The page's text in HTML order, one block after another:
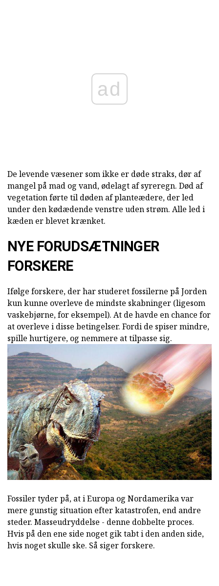
ad
De levende væsener som ikke er døde straks, dør af
mangel på mad og vand, ødelagt af syreregn. Død af
vegetation førte til døden af planteædere, der led
under den kødædende venstre uden strøm. Alle led i
kæden er blevet krænket.
NYE FORUDSÆTNINGER
FORSKERE
Ifølge forskere, der har studeret fossilerne på Jorden
kun kunne overleve de mindste skabninger (ligesom
vaskebjørne, for eksempel). At de havde en chance for
at overleve i disse betingelser. Fordi de spiser mindre,
spille hurtigere, og nemmere at tilpasse sig.
Fossiler tyder på, at i Europa og Nordamerika var
mere gunstig situation efter katastrofen, end andre
steder. Masseudryddelse - denne dobbelte proces.
Hvis på den ene side noget gik tabt i den anden side,
hvis noget skulle ske. Så siger forskere.